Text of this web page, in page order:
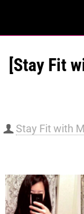
[Stay Fit
Stay Fit with